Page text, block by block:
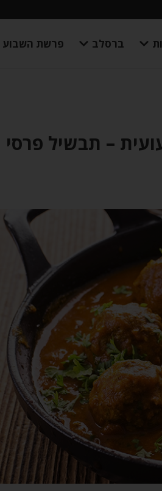
ברסלב פרשת השבוע
– תבשיל פרסי